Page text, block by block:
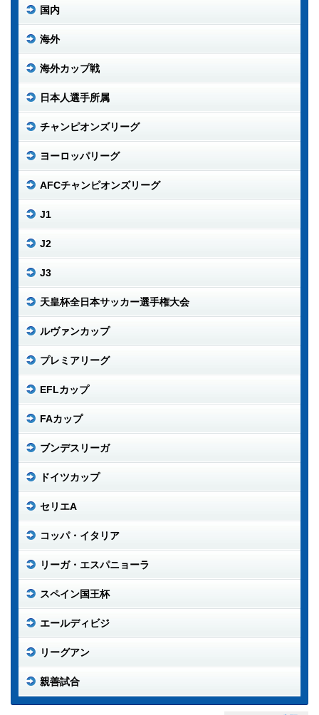
国内
海外
海外カップ戦
日本人選手所属
チャンピオンズリーグ
ヨーロッパリーグ
AFCチャンピオンズリーグ
J1
J2
J3
天皇杯全日本サッカー選手権大会
ルヴァンカップ
プレミアリーグ
EFLカップ
FAカップ
ブンデスリーガ
ドイツカップ
セリエA
コッパ・イタリア
リーガ・エスパニョーラ
スペイン国王杯
エールディビジ
リーグアン
親善試合